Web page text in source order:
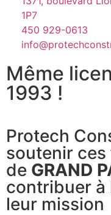
1P7
450 929-0613
Même
1993 !
Protech
soutenir
de GRAND
contribuer à
leur mission